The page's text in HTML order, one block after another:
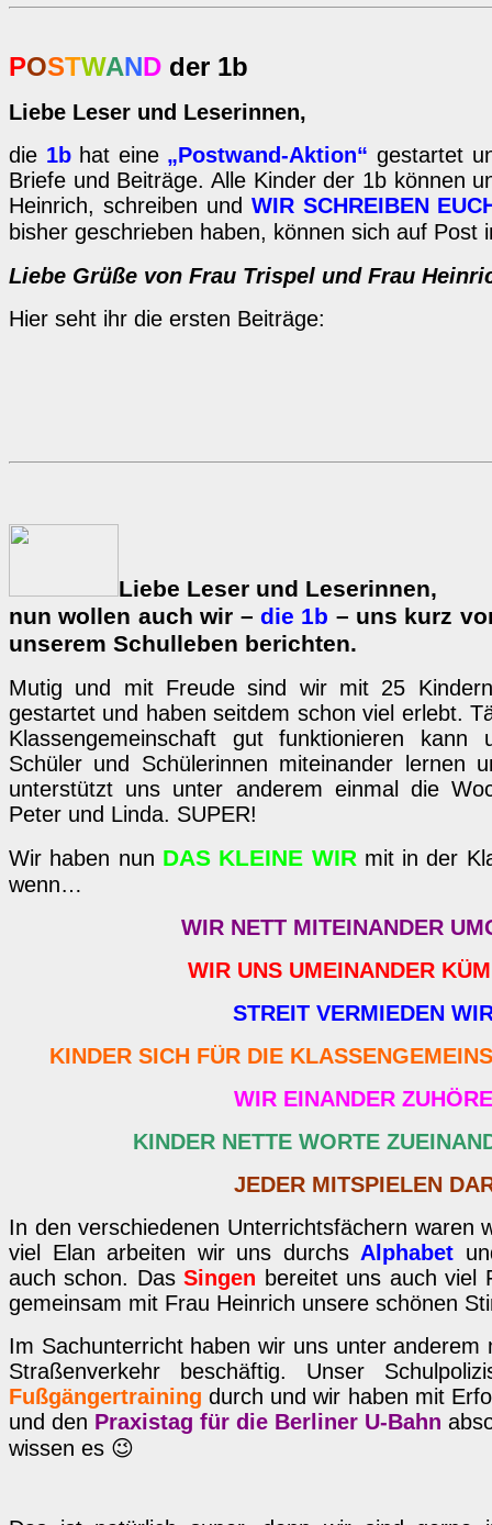
POSTWAND der 1b
Liebe Leser und Leserinnen,
die 1bhat eine „Postwand-Aktion“ gestartet
Briefe und Beiträge. Alle Kinder der 1b können
Heinrich, schreiben und WIR SCHREIBEN
bisher geschrieben haben, können sich auf
Liebe Grüße von Frau Trispel und Frau
Hier seht ihr die ersten Beiträge:
Liebe Leser und Leserinnen,
nun wollen auch wir – die 1b – uns kurz
unserem Schulleben berichten.
Mutig und mit Freude sind wir mit 25
gestartet und haben seitdem schon viel erlebt.
Klassengemeinschaft gut funktionieren kann
Schüler und Schülerinnen miteinander lernen
unterstützt uns unter anderem einmal die
Peter und Linda. SUPER!
Wir haben nun DAS KLEINE WIR mit in der
wenn…
WIR NETT MITEINANDER
WIR UNS UMEINANDER
STREIT VERMIEDEN
KINDER SICH FÜR DIE
WIR EINANDER
KINDER NETTE WORTE
JEDER MITSPIELEN
In den verschiedenen Unterrichtsfächern waren
viel Elan arbeiten wir uns durchs Alphabet
auch schon. DasSingen bereitet uns auch viel
gemeinsam mit Frau Heinrich unsere schönen
Im Sachunterricht haben wir uns unter anderem
Straßenverkehr beschäftig. Unser
Fußgängertraining durch und wir haben mit
und den Praxistag für die Berliner U-Bahn
wissen es 😉